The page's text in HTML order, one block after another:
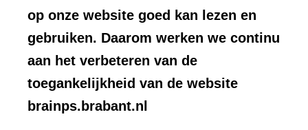
op onze website goed kan lezen en
gebruiken. Daarom werken we continu
aan het verbeteren van de
toegankelijkheid van de website
brainps.brabant.nl